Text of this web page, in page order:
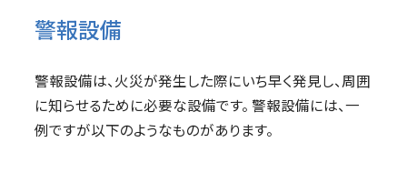
警報設備
警報設備は、火災が発生した際にいち早く発見し、周囲
に知らせるために必要な設備です。 警報設備には、一
例ですが以下のようなものがあります。